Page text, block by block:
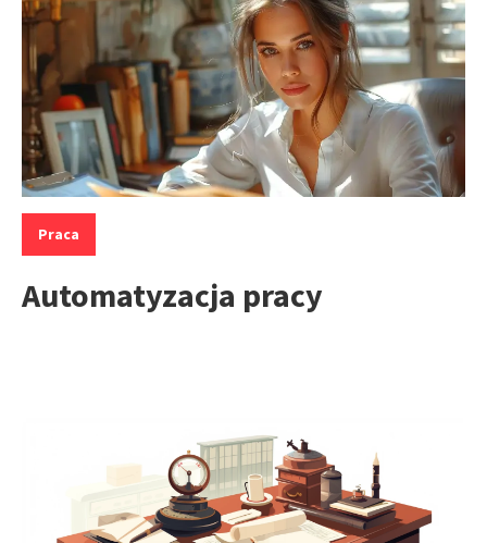
Kategorie:
Praca
Automatyzacja pracy